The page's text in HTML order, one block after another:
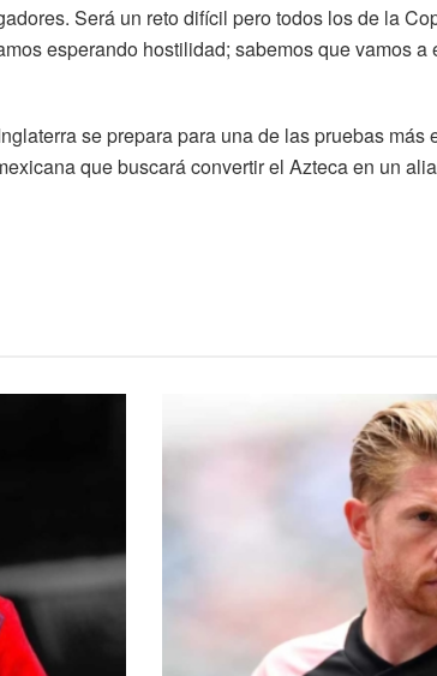
Será un reto difícil pero todos los de la
esperando hostilidad; sabemos que vamos a
se prepara para una de las pruebas más
que buscará convertir el Azteca en un